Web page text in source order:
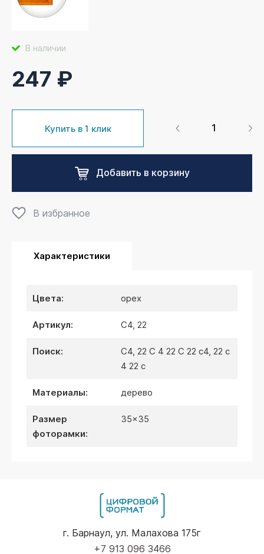
В наличии
247 ₽
Купить в 1 клик
Добавить в корзину
В избранное
Характеристики
цвета: орех
артикул: C4, 22
поиск:
C4, 22 C 4 22 C 22 c4, 22 c
4 22 c
материалы: дерево
размер
фоторамки:
35x35
+7 913 096 3466
г. Барнаул, ул. Малахова 175г